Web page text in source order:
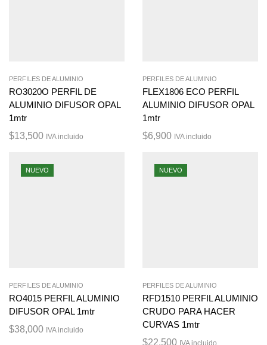
PERFILES DE ALUMINIO
RO3020O PERFIL DE
ALUMINIO DIFUSOR OPAL
1mtr
$13,500 IVA incluido
PERFILES DE ALUMINIO
FLEX1806 ECO PERFIL
ALUMINIO DIFUSOR OPAL
1mtr
$6,900 IVA incluido
NUEVO
PERFILES DE ALUMINIO
RO4015 PERFIL ALUMINIO
DIFUSOR OPAL 1mtr
$38,000 IVA incluido
NUEVO
PERFILES DE ALUMINIO
RFD1510 PERFIL ALUMINIO
CRUDO PARA HACER
CURVAS 1mtr
$22,500 IVA incluido